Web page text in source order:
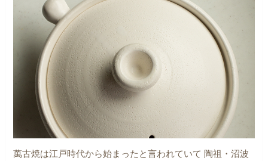
萬古焼は江戸時代から始まったと言われていて 陶祖・沼波